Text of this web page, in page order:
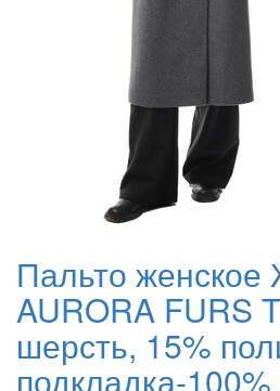
Пальто женское
AURORA FURS
шерсть, 15%
подкладка-